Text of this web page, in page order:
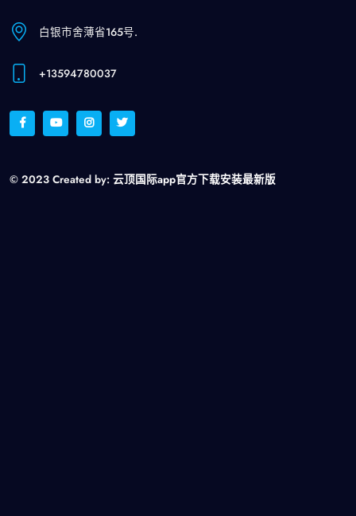
白银市舍薄省165号.
+13594780037
© 2023 Created by: 云顶国际app官方下载安装最新版